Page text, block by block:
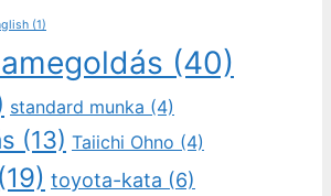
(1)
(40)
standard munka (4)
(13) Taiichi Ohno (4)
(19) toyota-kata (6)